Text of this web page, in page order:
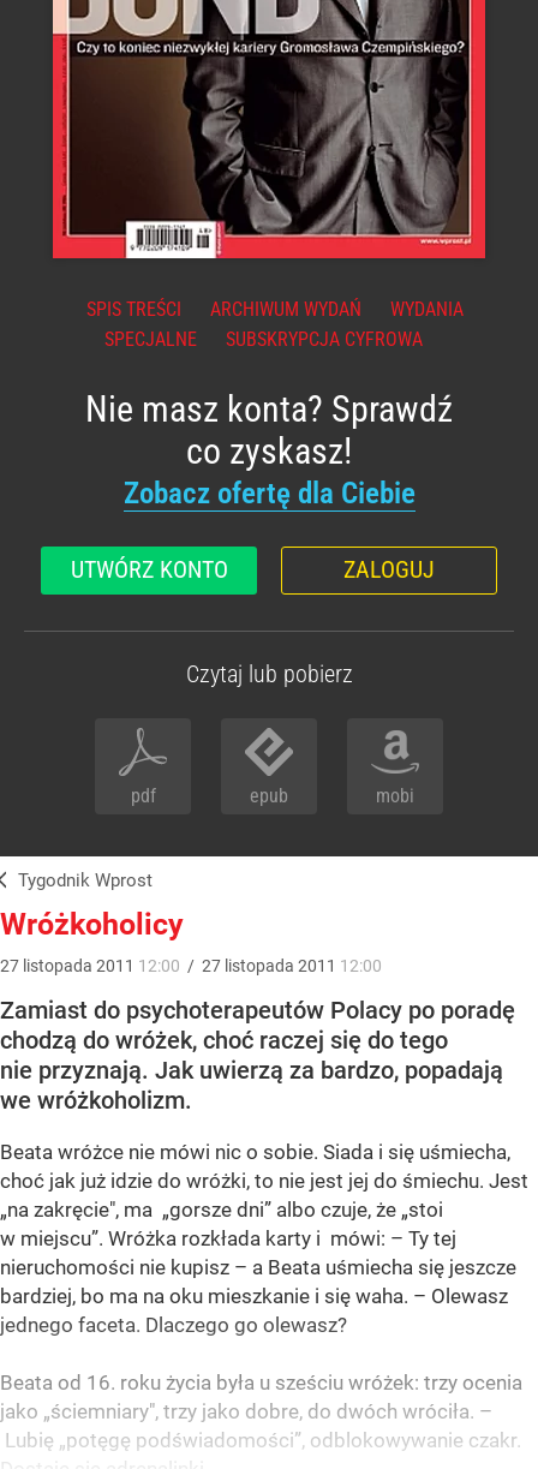
SPIS TREŚCI ARCHIWUM WYDAŃ
WYDANIA
SPECJALNE
SUBSKRYPCJA CYFROWA
Nie masz konta? Sprawdź
co zyskasz!
Zobacz ofertę dla Ciebie
UTWÓRZ KONTO ZALOGUJ
Czytaj lub pobierz
pdf epub mobi
Tygodnik Wprost
Wróżkoholicy
27 listopada 2011 12:00 / 27 listopada 2011 12:00
Zamiast do psychoterapeutów Polacy po poradę
chodzą do wróżek, choć raczej się do tego
nie przyznają. Jak uwierzą za bardzo, popadają
we wróżkoholizm.
Beata wróżce nie mówi nic o sobie. Siada i się uśmiecha,
choć jak już idzie do wróżki, to nie jest jej do śmiechu. Jest
„na zakręcie", ma „gorsze dni” albo czuje, że „stoi
w miejscu”. Wróżka rozkłada karty i mówi: – Ty tej
nieruchomości nie kupisz – a Beata uśmiecha się jeszcze
bardziej, bo ma na oku mieszkanie i się waha. – Olewasz
jednego faceta. Dlaczego go olewasz?
Beata od 16. roku życia była u sześciu wróżek: trzy ocenia
jako „ściemniary", trzy jako dobre, do dwóch wróciła. –
Lubię „potęgę podświadomości”, odblokowywanie czakr.